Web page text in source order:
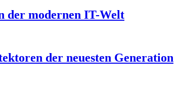
der modernen IT-Welt
der neuesten Generation